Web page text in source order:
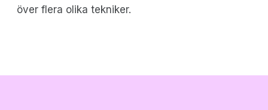
över flera olika tekniker.